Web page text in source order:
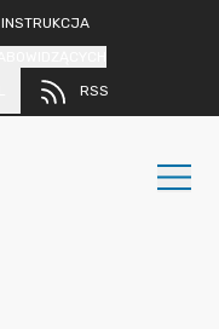
INSTRUKCJA
RSS